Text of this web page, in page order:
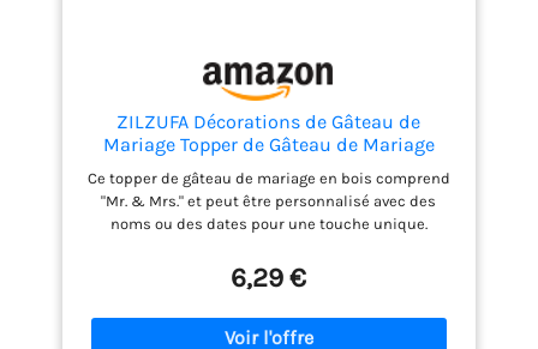
ZILZUFA Décorations de Gâteau de
Mariage Topper de Gâteau de Mariage
Rustique en Bois Topper de Gâteau de
Fiançailles Topper de Cupcake de Lettres
Mr et Mrs pour Mariage
Ce topper de gâteau de mariage en bois comprend
"Mr. & Mrs." et peut être personnalisé avec des
noms ou des dates pour une touche unique.
précision au laser, il offre une apparence élégante
et noble. Idéal pour les mariages, fiançailles,
anniversaires et autres célébrations, ajoutant un
style personnalisé à tout gâteau. Veuillez noter que
6,29 €